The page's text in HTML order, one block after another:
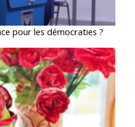
pour les démocraties ?